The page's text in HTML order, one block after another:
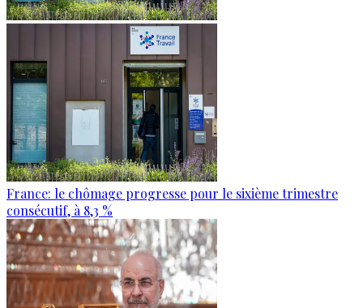
France: le chômage progresse pour le sixième trimestre
consécutif, à 8,3 %